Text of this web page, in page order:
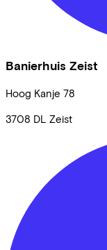
Banierhuis Zeist
Hoog Kanje 78
3708 DL Zeist